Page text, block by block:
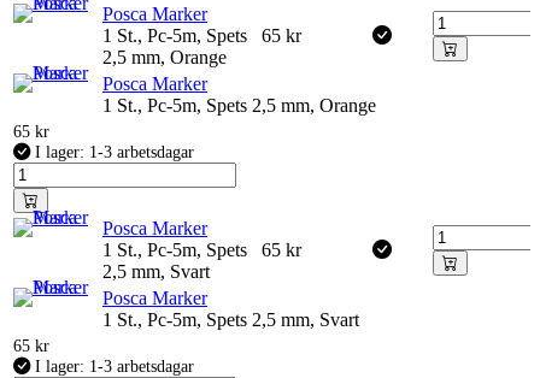
Posca Marker
1 St., Pc-5m, Spets
2,5 mm, Orange
65 kr
Posca Marker
1 St., Pc-5m, Spets 2,5 mm, Orange
65 kr
I lager: 1-3 arbetsdagar
Posca Marker
1 St., Pc-5m, Spets
2,5 mm, Svart
65 kr
Posca Marker
1 St., Pc-5m, Spets 2,5 mm, Svart
65 kr
I lager: 1-3 arbetsdagar